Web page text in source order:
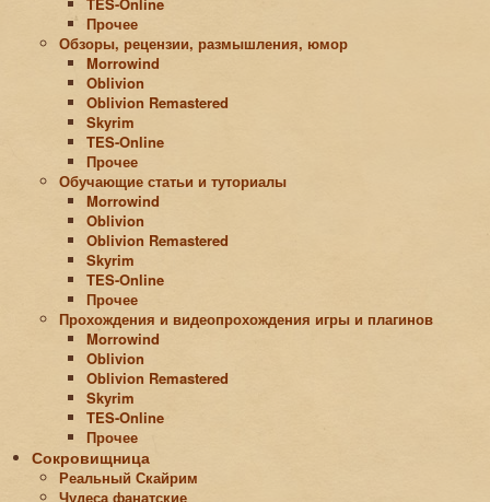
Прочее
Обзоры, рецензии, размышления, юмор
Morrowind
Oblivion
Oblivion Remastered
Skyrim
TES-Online
Прочее
Обучающие статьи и туториалы
Morrowind
Oblivion
Oblivion Remastered
Skyrim
TES-Online
Прочее
Прохождения и видеопрохождения игры и плагинов
Morrowind
Oblivion
Oblivion Remastered
Skyrim
TES-Online
Прочее
Сокровищница
Реальный Скайрим
Чудеса фанатские